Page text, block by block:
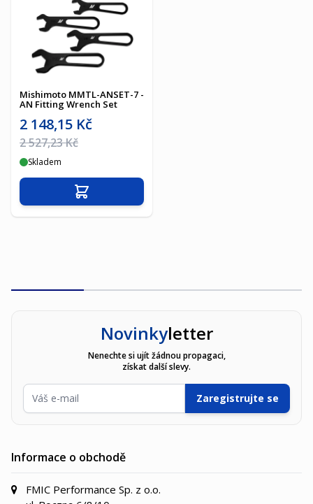
Mishimoto MMTL-ANSET-7 -
AN Fitting Wrench Set
Akční cena
2 148,15 Kč
Běžná cena
2 527,23 Kč
Skladem
Přidat do košíku
Novinkyletter
Nenechte si ujít žádnou propagaci,
získat další slevy.
E-mailová adresa
Zaregistrujte se
Informace o obchodě
FMIC Performance Sp. z o.o.